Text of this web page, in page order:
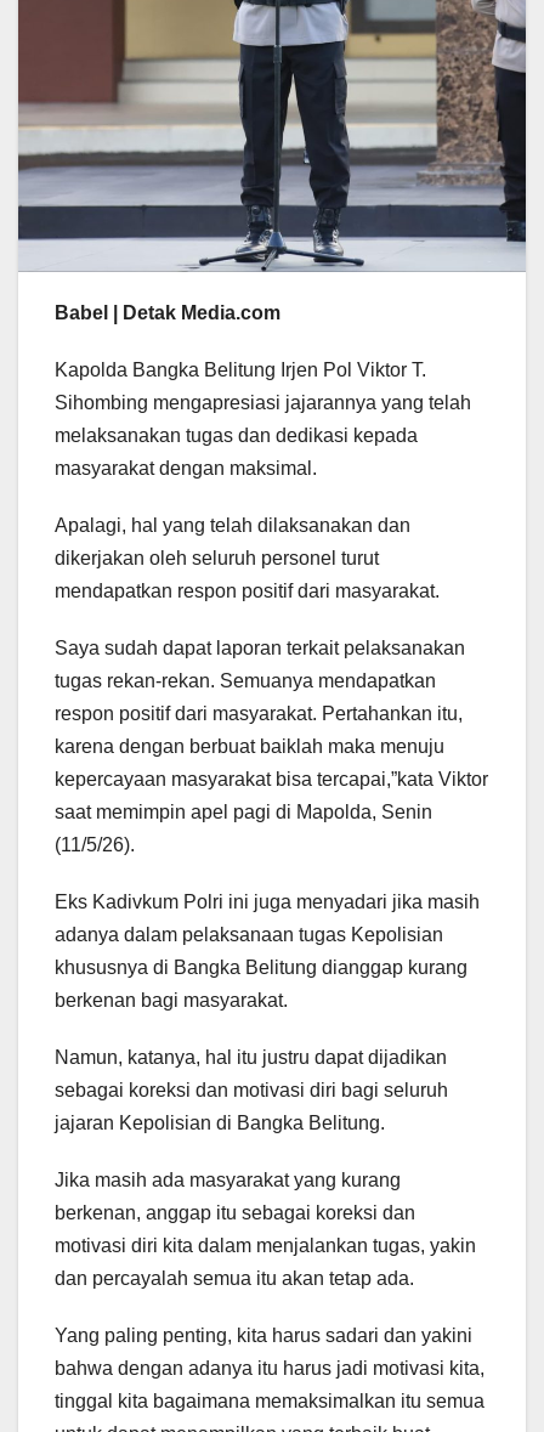
Babel | Detak Media.com
Kapolda Bangka Belitung Irjen Pol Viktor T.
Sihombing mengapresiasi jajarannya yang telah
melaksanakan tugas dan dedikasi kepada
masyarakat dengan maksimal.
Apalagi, hal yang telah dilaksanakan dan
dikerjakan oleh seluruh personel turut
mendapatkan respon positif dari masyarakat.
Saya sudah dapat laporan terkait pelaksanakan
tugas rekan-rekan. Semuanya mendapatkan
respon positif dari masyarakat. Pertahankan itu,
karena dengan berbuat baiklah maka menuju
kepercayaan masyarakat bisa tercapai,”kata Viktor
saat memimpin apel pagi di Mapolda, Senin
(11/5/26).
Eks Kadivkum Polri ini juga menyadari jika masih
adanya dalam pelaksanaan tugas Kepolisian
khususnya di Bangka Belitung dianggap kurang
berkenan bagi masyarakat.
Namun, katanya, hal itu justru dapat dijadikan
sebagai koreksi dan motivasi diri bagi seluruh
jajaran Kepolisian di Bangka Belitung.
Jika masih ada masyarakat yang kurang
berkenan, anggap itu sebagai koreksi dan
motivasi diri kita dalam menjalankan tugas, yakin
dan percayalah semua itu akan tetap ada.
Yang paling penting, kita harus sadari dan yakini
bahwa dengan adanya itu harus jadi motivasi kita,
tinggal kita bagaimana memaksimalkan itu semua